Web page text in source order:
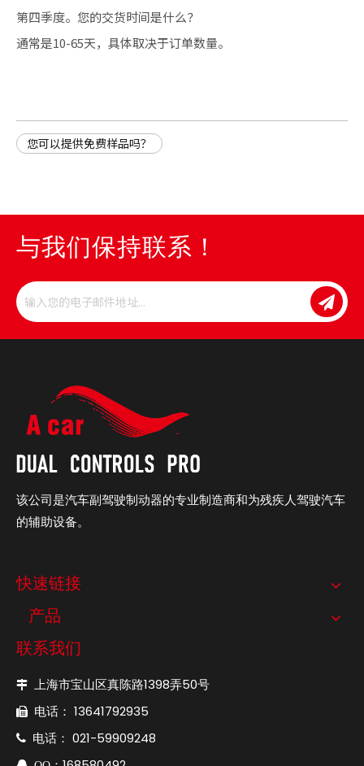
第四季度。您的交货时间是什么？
通常是10-65天，具体取决于订单数量。
您可以提供免费样品吗？
与我们保持联系！
该公司是汽车副驾驶制动器的专业制造商和为残疾人驾驶汽车
的辅助设备。
快速链接
产品
联系我们
 上海市宝山区真陈路1398弄50号
 电话： 13641792935
 电话： 021-59909248